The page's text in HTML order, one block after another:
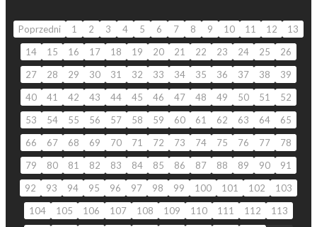
Poprzedni 1 2 3 4 5 6 7 8 9 10 11 12
13
14
15 16 17 18 19 20 21 22 23 24 25
26
27
28 29 30 31 32 33 34 35 36 37 38
39
40
41 42 43 44 45 46 47 48 49 50 51
52
53
54 55 56 57 58 59 60 61 62 63 64
65
66
67 68 69 70 71 72 73 74 75 76 77
78
79
80 81 82 83 84 85 86 87 88 89 90
91
92
93 94 95 96 97 98 99 100 101 102
103
104
105 106 107 108 109 110 111 112 113